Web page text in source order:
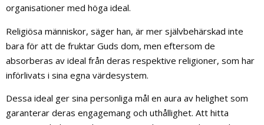
organisationer med höga ideal.
Religiösa människor, säger han, är mer självbehärskad inte
bara för att de fruktar Guds dom, men eftersom de
absorberas av ideal från deras respektive religioner, som har
införlivats i sina egna värdesystem.
Dessa ideal ger sina personliga mål en aura av helighet som
garanterar deras engagemang och uthållighet. Att hitta